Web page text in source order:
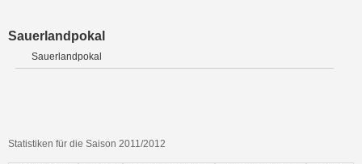
Sauerlandpokal
Sauerlandpokal
Statistiken für die Saison 2011/2012